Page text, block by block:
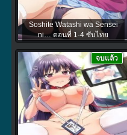
Soshite Watashi wa Sensei
ni… ตอนที่ 1-4 ซับไทย
จบแล้ว